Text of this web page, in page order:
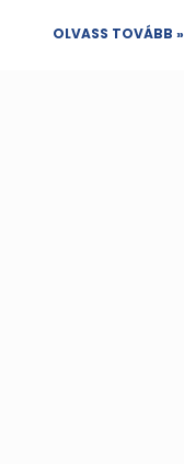
OLVASS TOVÁBB »